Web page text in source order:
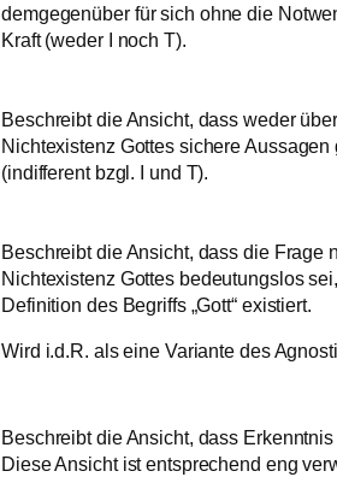
demgegenüber für sich ohne die
Kraft (weder I noch T).
Beschreibt die Ansicht, dass weder
Nichtexistenz Gottes sichere
(indifferent bzgl. I und T).
Beschreibt die Ansicht, dass die Frage
Nichtexistenz Gottes bedeutungslos
Definition des Begriffs „Gott“ existiert.
Wird i.d.R. als eine Variante des
Beschreibt die Ansicht, dass
Diese Ansicht ist entsprechend eng